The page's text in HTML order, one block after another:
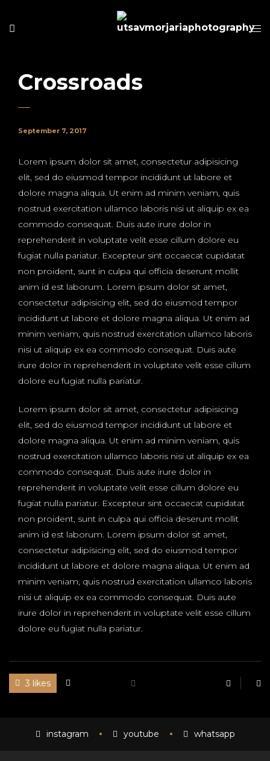
Crossroads
September 7, 2017
Lorem ipsum dolor sit amet, consectetur adipisicing
elit, sed do eiusmod tempor incididunt ut labore et
dolore magna aliqua. Ut enim ad minim veniam, quis
nostrud exercitation ullamco laboris nisi ut aliquip ex ea
commodo consequat. Duis aute irure dolor in
reprehenderit in voluptate velit esse cillum dolore eu
fugiat nulla pariatur. Excepteur sint occaecat cupidatat
non proident, sunt in culpa qui officia deserunt mollit
anim id est laborum. Lorem ipsum dolor sit amet,
consectetur adipisicing elit, sed do eiusmod tempor
incididunt ut labore et dolore magna aliqua. Ut enim ad
minim veniam, quis nostrud exercitation ullamco laboris
nisi ut aliquip ex ea commodo consequat. Duis aute
irure dolor in reprehenderit in voluptate velit esse cillum
dolore eu fugiat nulla pariatur.
Lorem ipsum dolor sit amet, consectetur adipisicing
elit, sed do eiusmod tempor incididunt ut labore et
dolore magna aliqua. Ut enim ad minim veniam, quis
nostrud exercitation ullamco laboris nisi ut aliquip ex ea
commodo consequat. Duis aute irure dolor in
reprehenderit in voluptate velit esse cillum dolore eu
fugiat nulla pariatur. Excepteur sint occaecat cupidatat
non proident, sunt in culpa qui officia deserunt mollit
anim id est laborum. Lorem ipsum dolor sit amet,
consectetur adipisicing elit, sed do eiusmod tempor
incididunt ut labore et dolore magna aliqua. Ut enim ad
minim veniam, quis nostrud exercitation ullamco laboris
nisi ut aliquip ex ea commodo consequat. Duis aute
irure dolor in reprehenderit in voluptate velit esse cillum
dolore eu fugiat nulla pariatur.
3 likes
instagram youtube whatsapp